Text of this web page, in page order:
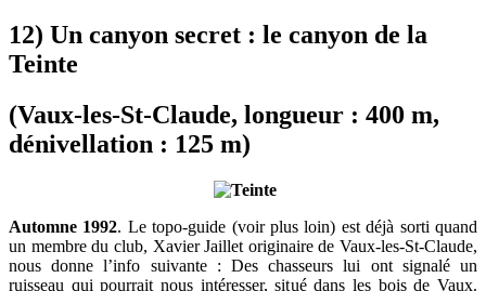
12) Un canyon secret : le canyon de la
Teinte
(Vaux-les-St-Claude, longueur : 400 m,
dénivellation : 125 m)
Automne 1992. Le topo-guide (voir plus loin) est déjà sorti quand
un membre du club, Xavier Jaillet originaire de Vaux-les-St-Claude,
nous donne l’info suivante : Des chasseurs lui ont signalé un
ruisseau qui pourrait nous intéresser, situé dans les bois de Vaux.